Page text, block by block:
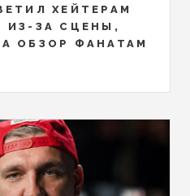
ХЕЙТЕРАМ
ИЗ-ЗА СЦЕНЫ,
ОБЗОР ФАНАТАМ